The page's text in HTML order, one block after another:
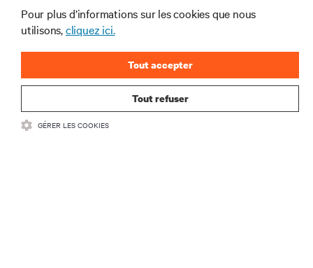
S’INSCRIRE MAINTENANT
Pour plus d’informations sur les cookies que nous
utilisons,cliquez ici.
Tout refuser
Tout accepter
GÉRER LES COOKIES